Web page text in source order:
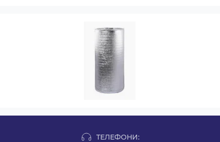
ТЕЛЕФОНИ: